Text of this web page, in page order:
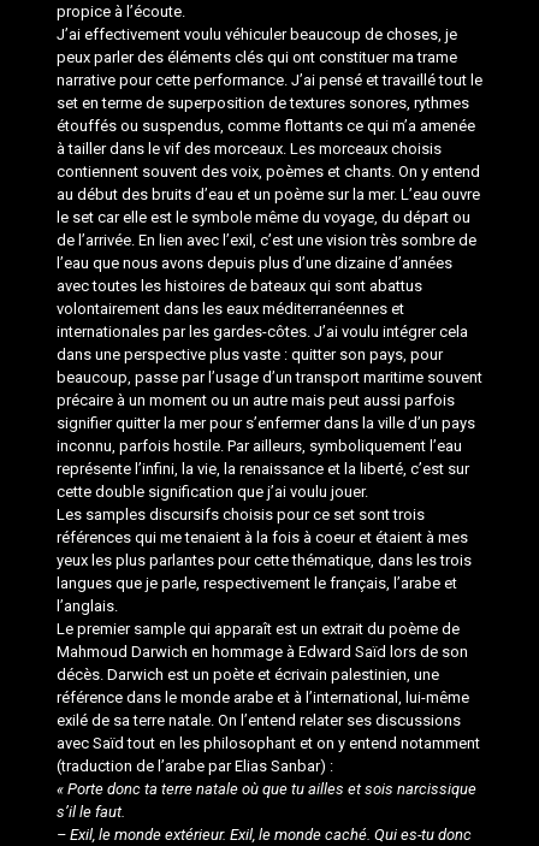
propice à l’écoute.
J’ai effectivement voulu véhiculer beaucoup de choses, je
peux parler des éléments clés qui ont constituer ma trame
narrative pour cette performance. J’ai pensé et travaillé tout le
set en terme de superposition de textures sonores, rythmes
étouffés ou suspendus, comme flottants ce qui m’a amenée
à tailler dans le vif des morceaux. Les morceaux choisis
contiennent souvent des voix, poèmes et chants. On y entend
au début des bruits d’eau et un poème sur la mer. L’eau ouvre
le set car elle est le symbole même du voyage, du départ ou
de l’arrivée. En lien avec l’exil, c’est une vision très sombre de
l’eau que nous avons depuis plus d’une dizaine d’années
avec toutes les histoires de bateaux qui sont abattus
volontairement dans les eaux méditerranéennes et
internationales par les gardes-côtes. J’ai voulu intégrer cela
dans une perspective plus vaste : quitter son pays, pour
beaucoup, passe par l’usage d’un transport maritime souvent
précaire à un moment ou un autre mais peut aussi parfois
signifier quitter la mer pour s’enfermer dans la ville d’un pays
inconnu, parfois hostile. Par ailleurs, symboliquement l’eau
représente l’infini, la vie, la renaissance et la liberté, c’est sur
cette double signification que j’ai voulu jouer.
Les samples discursifs choisis pour ce set sont trois
références qui me tenaient à la fois à coeur et étaient à mes
yeux les plus parlantes pour cette thématique, dans les trois
langues que je parle, respectivement le français, l’arabe et
l’anglais.
Le premier sample qui apparaît est un extrait du poème de
Mahmoud Darwich en hommage à Edward Saïd lors de son
décès. Darwich est un poète et écrivain palestinien, une
référence dans le monde arabe et à l’international, lui-même
exilé de sa terre natale. On l’entend relater ses discussions
avec Saïd tout en les philosophant et on y entend notamment
(traduction de l’arabe par Elias Sanbar) :
« Porte donc ta terre natale où que tu ailles et sois narcissique
s’il le faut.
– Exil, le monde extérieur. Exil, le monde caché. Qui es-tu donc